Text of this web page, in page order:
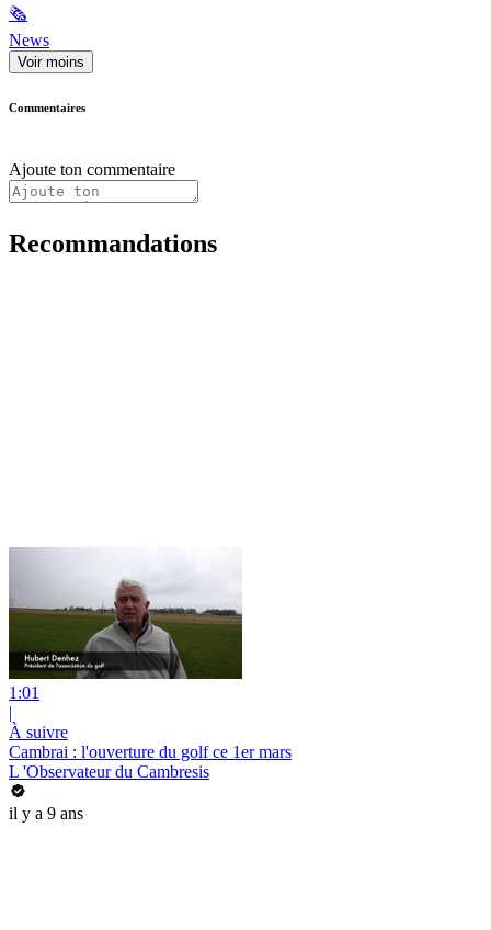
🗞
News
Voir moins
Commentaires
Ajoute ton commentaire
Recommandations
1:01
|
À suivre
Cambrai : l'ouverture du golf ce 1er mars
L 'Observateur du Cambresis
il y a 9 ans